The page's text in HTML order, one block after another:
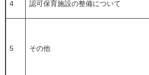
4 認可保育施設の整備について
5 その他